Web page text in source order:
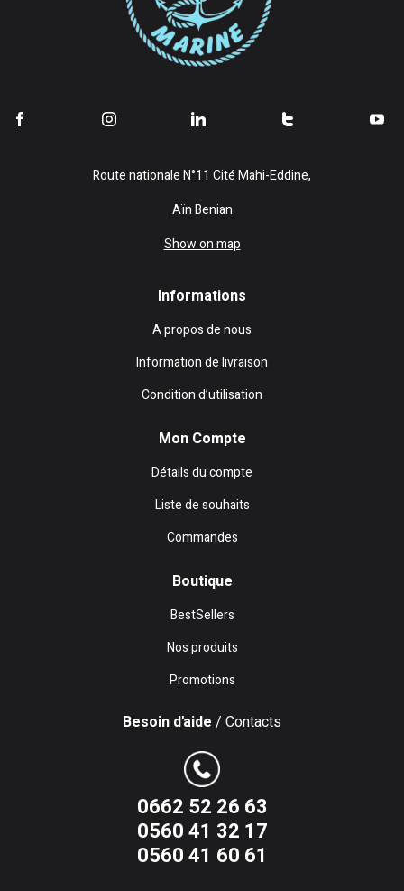
Route nationale N°11 Cité Mahi-Eddine,
Aïn Benian
Show on map
Informations
A propos de nous
Information de livraison
Condition d’utilisation
Mon Compte
Détails du compte
Liste de souhaits
Commandes
Boutique
BestSellers
Nos produits
Promotions
Besoin d'aide / Contacts
0662 52 26 63
0560 41 32 17
0560 41 60 61